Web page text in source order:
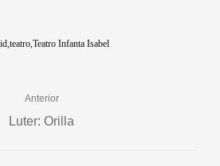
teatro Teatro Infanta Isabel
Anterior
Luter: Orilla